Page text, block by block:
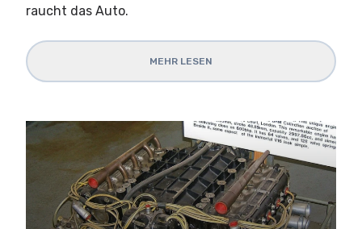
raucht das Auto.
MEHR LESEN